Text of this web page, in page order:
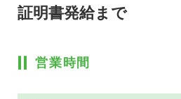
証明書発給まで
営業時間